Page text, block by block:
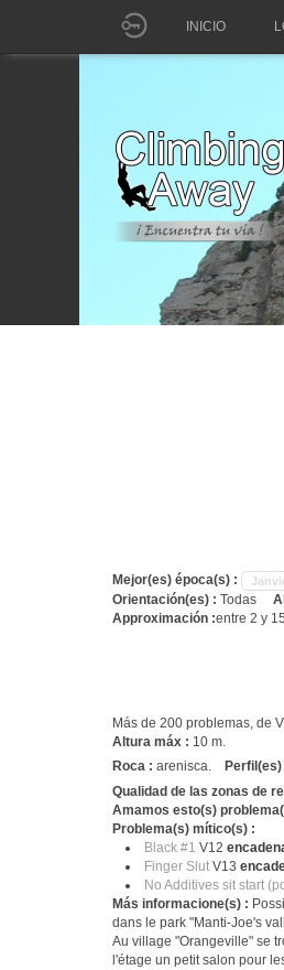
INICIO
Mejor(es) época(s) :
Orientación(es) : Todas
Approximación :entre 2 y
Más de 200 problemas, de
Altura máx : 10 m.
Roca : arenisca. Perfil(es)
Qualidad de las zonas de
Amamos esto(s)
Problema(s) mítico(s) :
Black #1 V12
Finger Slut V13
No Additives sit start
Más informacione(s) :
dans le park "Manti-Joe's
Au village "Orangeville" se
l'étage un petit salon pour